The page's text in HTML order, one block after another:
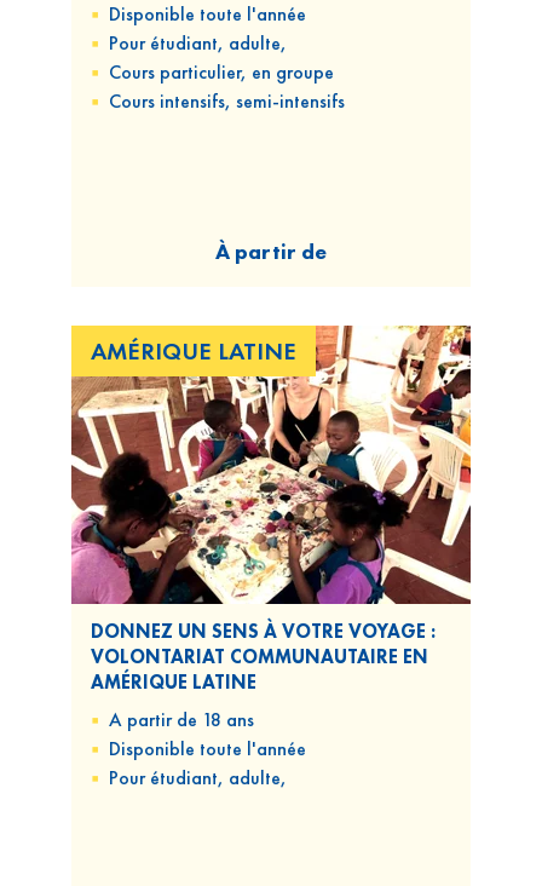
Disponible toute l'année
Pour étudiant, adulte,
Cours particulier, en groupe
Cours intensifs, semi-intensifs
À partir de
AMÉRIQUE LATINE
DONNEZ UN SENS À VOTRE VOYAGE :
VOLONTARIAT COMMUNAUTAIRE EN
AMÉRIQUE LATINE
A partir de 18 ans
Disponible toute l'année
Pour étudiant, adulte,